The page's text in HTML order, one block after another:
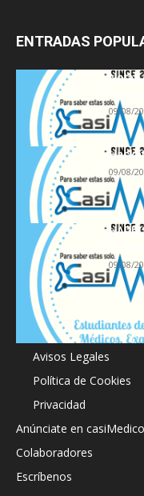
ENTRADAS
09/08/
09/08/
09/08/
Acerca de
Avisos Legales
Política de Cookies
Privacidad
Anúnciate en
Colaboradores
Escríbenos